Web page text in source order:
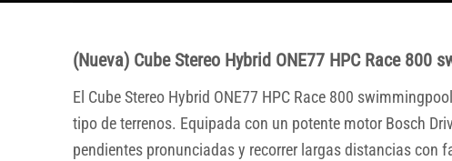
(Nueva) Cube Stereo Hybrid ONE77 HPC Race 800
El Cube Stereo Hybrid ONE77 HPC Race 800
tipo de terrenos. Equipada con un potente motor Bosch
pendientes pronunciadas y recorrer largas distancias con